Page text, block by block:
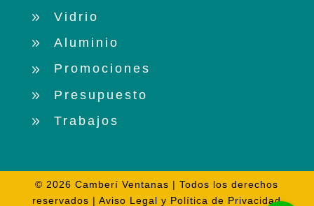
Vidrio
Aluminio
Promociones
Presupuesto
Trabajos
© 2026 Camberí Ventanas | Todos los derechos
reservados |Aviso Legal y Política de Privacidad